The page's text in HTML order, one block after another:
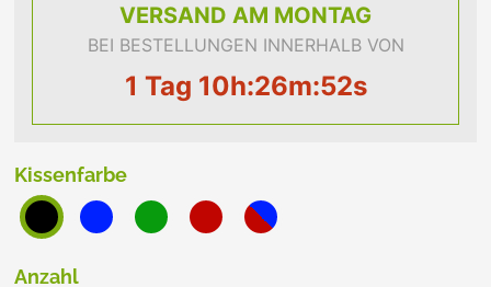
VERSAND AM MONTAG
BEI BESTELLUNGEN INNERHALB VON
1 Tag 10h:26m:51s
Kissenfarbe
Anzahl